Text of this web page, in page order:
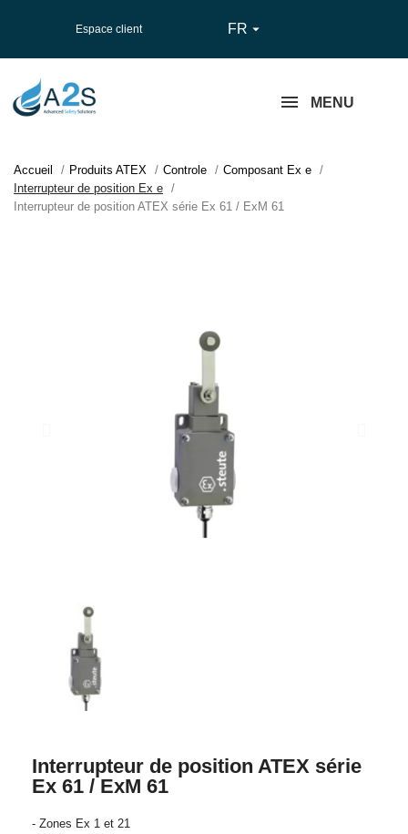
Espace client FR 
MENU
Accueil Produits ATEX Controle
Composant Ex e
Interrupteur de position Ex e
Interrupteur de position ATEX série Ex 61 / ExM 61
Interrupteur de position ATEX série
Ex 61 / ExM 61
- Zones Ex 1 et 21